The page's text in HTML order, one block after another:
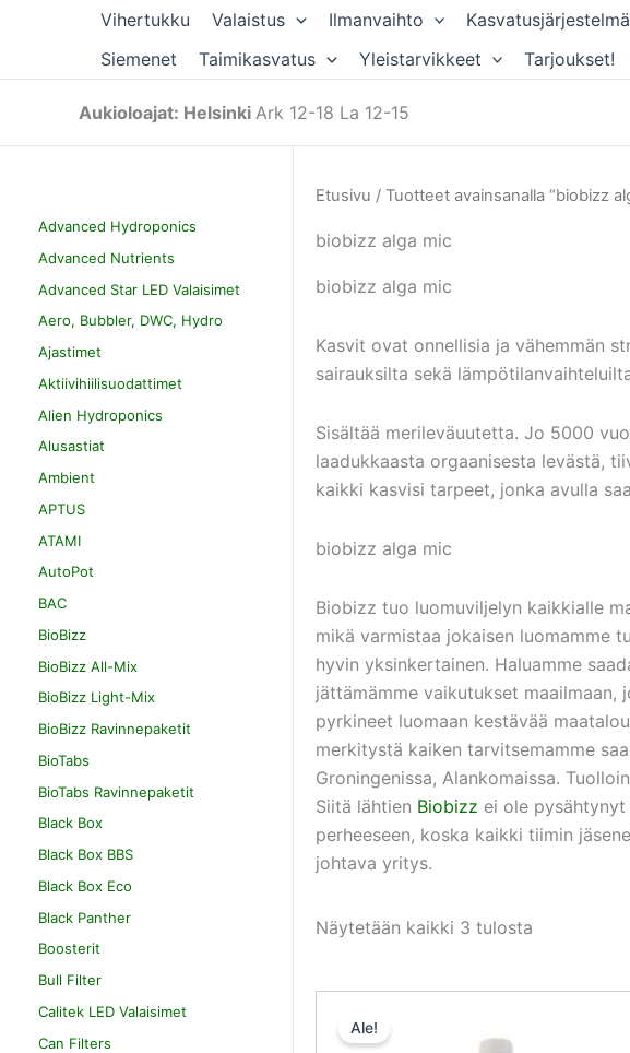
Vihertukku Valaistus Ilmanvaihto
Siemenet
Taimikasvatus Yleistarvikkeet Tarjoukset!
Aukioloajat: Helsinki Ark 12-18 La 12-15
Advanced Hydroponics
Advanced Nutrients
Advanced Star LED Valaisimet
Aero, Bubbler, DWC, Hydro
Ajastimet
Aktiivihiilisuodattimet
Alien Hydroponics
Alusastiat
Ambient
APTUS
ATAMI
AutoPot
BAC
BioBizz
BioBizz All-Mix
BioBizz Light-Mix
BioBizz Ravinnepaketit
BioTabs
BioTabs Ravinnepaketit
Black Box
Black Box BBS
Black Box Eco
Black Panther
Boosterit
Bull Filter
Calitek LED Valaisimet
Can Filters
Etusivu / Tuotteet avainsanalla “biobizz
biobizz alga mic
biobizz alga mic
Kasvit ovat onnellisia ja vähemmän
sairauksilta sekä
Sisältää merileväuutetta. Jo 5000
laadukkaasta orgaanisesta levästä,
kaikki kasvisi tarpeet, jonka avulla
biobizz alga mic
Biobizz tuo luomuviljelyn kaikkialle
mikä varmistaa jokaisen luomamme
hyvin yksinkertainen. Haluamme
jättämämme vaikutukset maailmaan,
pyrkineet luomaan kestävää
merkitystä kaiken tarvitsemamme
Groningenissa, Alankomaissa.
Siitä lähtien Biobizz ei ole pysähtynyt
perheeseen, koska kaikki tiimin
johtava yritys.
Näytetään kaikki 3 tulosta
Ale!
oli: